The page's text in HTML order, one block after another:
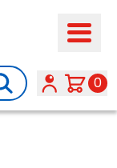
Search 0